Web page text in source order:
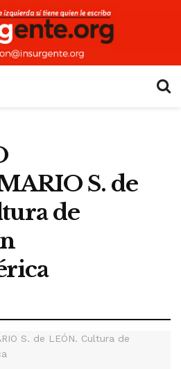
S. de
de